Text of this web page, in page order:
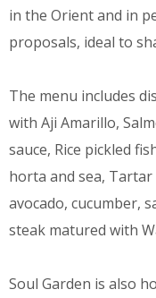
in the Orient and in
proposals, ideal to
The menu includes
with Aji Amarillo,
sauce, Rice pickled
horta and sea,
avocado, cucumber,
steak matured with
Soul Garden is also